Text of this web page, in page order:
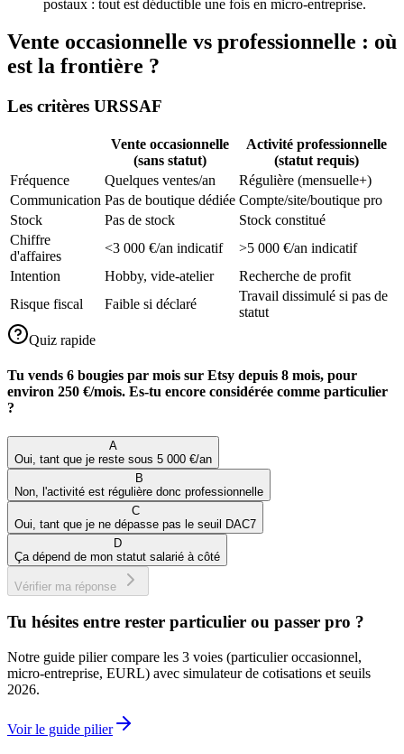
postaux : tout est déductible une fois en micro-entreprise.
Vente occasionnelle vs professionnelle : où
est la frontière ?
Les critères URSSAF
Vente occasionnelle
(sans statut)
Activité professionnelle
(statut requis)
Fréquence
Quelques ventes/an
Régulière (mensuelle+)
Communication Pas de boutique dédiée Compte/site/boutique pro
Stock
Pas de stock
Stock constitué
Chiffre
d'affaires
<3 000 €/an indicatif
>5 000 €/an indicatif
Intention
Hobby, vide-atelier
Recherche de profit
Risque fiscal
Faible si déclaré
Travail dissimulé si pas de
statut
Quiz rapide
Tu vends 6 bougies par mois sur Etsy depuis 8 mois, pour
environ 250 €/mois. Es-tu encore considérée comme particulier
?
A
Oui, tant que je reste sous 5 000 €/an
B
Non, l'activité est régulière donc professionnelle
C
Oui, tant que je ne dépasse pas le seuil DAC7
D
Ça dépend de mon statut salarié à côté
Vérifier ma réponse
Tu hésites entre rester particulier ou passer pro ?
Notre guide pilier compare les 3 voies (particulier occasionnel,
micro-entreprise, EURL) avec simulateur de cotisations et seuils
2026.
Voir le guide pilier